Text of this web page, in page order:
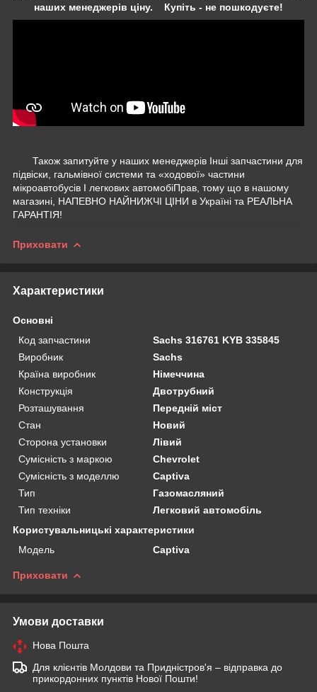
наших менеджерів ціну. Купіть - не пошкодуєте!
Також запитуйте у наших менеджерів Інші запчастини для
підвіски, гальмівної системи та «ходової» частини
мікроавтобусів І легкових автомобіПрав, тому що в нашому
магазині, НАПЕВНО НАЙНИЖЧІ ЦІНИ в Україні та РЕАЛЬНА
ГАРАНТІЯ!
Приховати
Характеристики
Основні
Код запчастини
Sachs 316761 KYB 335845
Виробник
Sachs
Країна виробник
Німеччина
Конструкція
Двотрубний
Розташування
Передній міст
Стан
Новий
Сторона установки
Лівий
Сумісність з маркою
Chevrolet
Сумісність з моделлю
Captiva
Тип
Газомасляний
Тип техніки
Легковий автомобіль
Користувальницькі характеристики
Мoдель
Captiva
Приховати
Умови доставки
Нова Пошта
Для клієнтів Молдови та Придністров'я – відправка до
прикордонних пунктів Нової Пошти!